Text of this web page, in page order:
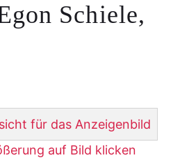
Schiele,
auf Bild klicken